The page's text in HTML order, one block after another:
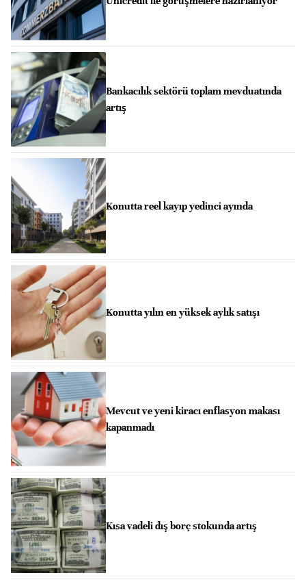
Bankacılık sektörü toplam mevduatında
artış
Konutta reel kayıp yedinci ayında
Konutta yılın en yüksek aylık satışı
Mevcut ve yeni kiracı enflasyon makası
kapanmadı
Kısa vadeli dış borç stokunda artış